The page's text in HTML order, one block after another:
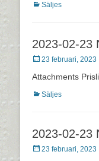
Kategorier
Säljes
2023-02-23
Postades
23 februari, 2023
Attachments
Kategorier
Säljes
2023-02-23
Postades
23 februari, 2023